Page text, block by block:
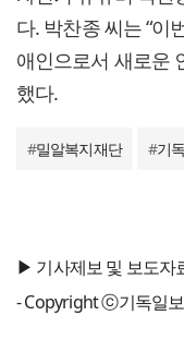
다. 박찬종 씨는 “이
애인으로서 새로운
했다.
#밀알복지재단 #기
▶ 기사제보 및 보도자
- Copyright ⓒ기독일